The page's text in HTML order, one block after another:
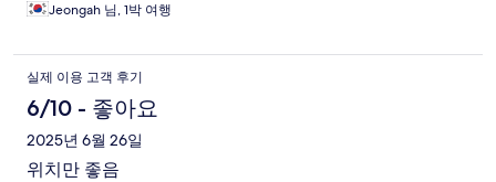
Jeongah 님, 1박 여행
실제 이용 고객 후기
6/10 - 좋아요
2025년 6월 26일
위치만 좋음